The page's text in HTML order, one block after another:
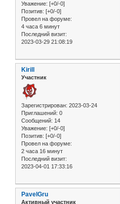
Уважение: [+0/-0]
Позитив: [+0/-0]
Провел на форуме:
4 часа 6 минут
Последний визит:
2023-03-29 21:08:19
Kirill
Участник
Зарегистрирован: 2023-03-24
Приглашений: 0
Сообщений: 14
Уважение: [+0/-0]
Позитив: [+0/-0]
Провел на форуме:
2 часа 16 минут
Последний визит:
2023-04-01 17:33:16
PavelGru
Активный участник